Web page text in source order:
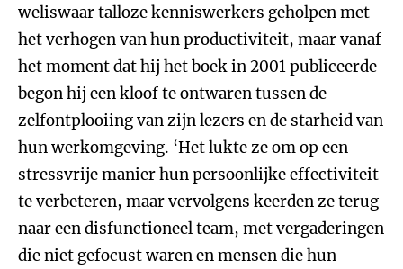
weliswaar talloze kenniswerkers geholpen met
het verhogen van hun productiviteit, maar vanaf
het moment dat hij het boek in 2001 publiceerde
begon hij een kloof te ontwaren tussen de
zelfontplooiing van zijn lezers en de starheid van
hun werkomgeving. ‘Het lukte ze om op een
stressvrije manier hun persoonlijke effectiviteit
te verbeteren, maar vervolgens keerden ze terug
naar een disfunctioneel team, met vergaderingen
die niet gefocust waren en mensen die hun